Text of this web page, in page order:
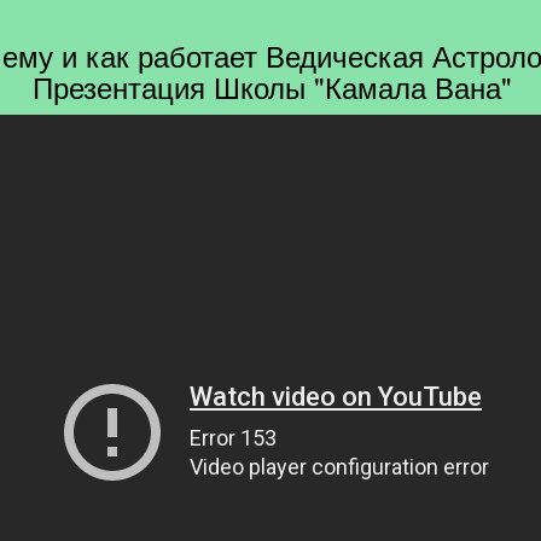
и как работает Ведическая
Презентация Школы "Камала Вана"